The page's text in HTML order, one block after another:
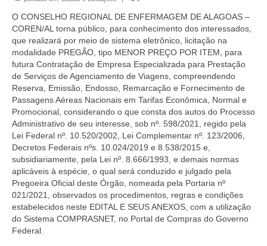
Conselheiros e Diretoria
Câmaras Técnicas
Carta de Serviços ao Cidadão
Governança
Transparência e Prestação de Contas
Eleições
Eleições Triênio 2027-2029
Eleições 2023
Eleições Anteriores
O CONSELHO REGIONAL DE ENFERMAGEM DE ALAGOAS –
COREN/AL torna público, para conhecimento dos interessados,
que realizará por meio de sistema eletrônico, licitação na
modalidade PREGÃO, tipo MENOR PREÇO POR ITEM, para
futura Contratação de Empresa Especializada para Prestação
de Serviços de Agenciamento de Viagens, compreendendo
Reserva, Emissão, Endosso, Remarcação e Fornecimento de
Passagens Aéreas Nacionais em Tarifas Econômica, Normal e
Promocional, considerando o que consta dos autos do Processo
Administrativo de seu interesse, sob nº. 598/2021, regido pela
Lei Federal nº. 10.520/2002, Lei Complementar nº. 123/2006,
Decretos Federais nºs. 10.024/2019 e 8.538/2015 e,
subsidiariamente, pela Lei nº. 8.666/1993, e demais normas
aplicáveis à espécie, o qual será conduzido e julgado pela
Pregoeira Oficial deste Órgão, nomeada pela Portaria nº
021/2021, observados os procedimentos, regras e condições
estabelecidos neste EDITAL E SEUS ANEXOS, com a utilização
do Sistema COMPRASNET, no Portal de Compras do Governo
Federal.